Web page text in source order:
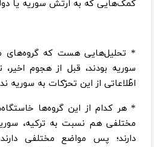
کمک‌هایی که به ارتش سوریه یا
* تحلیل‌هایی هست که گروه‌های
سوریه بودند، قبل از هجوم اخیر،
اطّلاعاتی از این تحرّکات به سوریه
* هر کدام از این گروه‌ها
مختلفی هم نسبت به ترکیه،
دارند؛ پس مواضع مختلفی